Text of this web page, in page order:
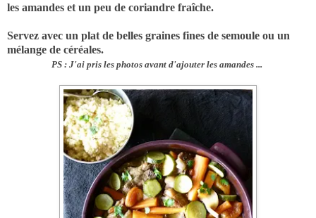
les amandes et un peu de coriandre fraîche.
Servez avec un plat de belles graines fines de semoule ou un
mélange de céréales.
PS : J'ai pris les photos avant d'ajouter les amandes ...